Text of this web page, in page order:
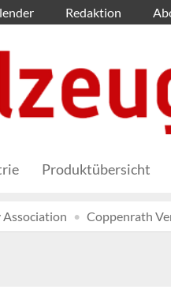
Redaktion
Produktübersicht
Association Coppenrath